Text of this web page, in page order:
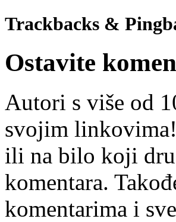
Trackbacks &
Ostavite
Autori s više od
svojim
ili na bilo koji
komentara.
komentarima i